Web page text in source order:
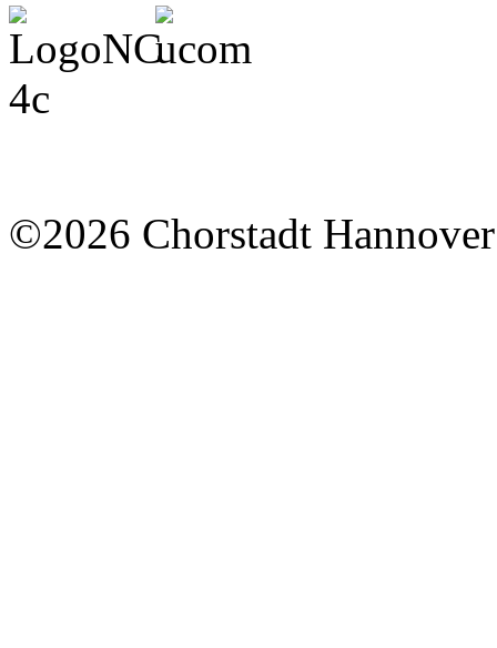
©2026 Chorstadt Hannover